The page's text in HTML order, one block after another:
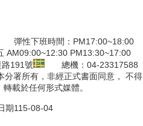
彈性下班時間：PM17:00~18:00
AM09:00~12:30 PM13:30~17:00
191號
總機：04-23317588
署所有，非經正式書面同意， 不得
載於任何形式媒體。
期115-08-04